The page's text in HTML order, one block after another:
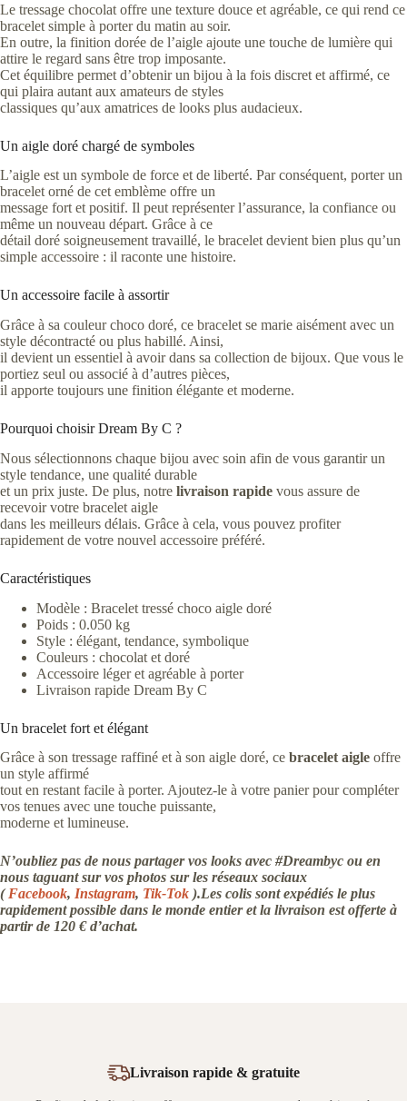
Le tressage chocolat offre une texture douce et agréable, ce qui rend ce
bracelet simple à porter du matin au soir.
En outre, la finition dorée de l’aigle ajoute une touche de lumière qui
attire le regard sans être trop imposante.
Cet équilibre permet d’obtenir un bijou à la fois discret et affirmé, ce
qui plaira autant aux amateurs de styles
classiques qu’aux amatrices de looks plus audacieux.
Un aigle doré chargé de symboles
L’aigle est un symbole de force et de liberté. Par conséquent, porter un
bracelet orné de cet emblème offre un
message fort et positif. Il peut représenter l’assurance, la confiance ou
même un nouveau départ. Grâce à ce
détail doré soigneusement travaillé, le bracelet devient bien plus qu’un
simple accessoire : il raconte une histoire.
Un accessoire facile à assortir
Grâce à sa couleur choco doré, ce bracelet se marie aisément avec un
style décontracté ou plus habillé. Ainsi,
il devient un essentiel à avoir dans sa collection de bijoux. Que vous le
portiez seul ou associé à d’autres pièces,
il apporte toujours une finition élégante et moderne.
Pourquoi choisir Dream By C ?
Nous sélectionnons chaque bijou avec soin afin de vous garantir un
style tendance, une qualité durable
et un prix juste. De plus, notre livraison rapide vous assure de
recevoir votre bracelet aigle
dans les meilleurs délais. Grâce à cela, vous pouvez profiter
rapidement de votre nouvel accessoire préféré.
Caractéristiques
Modèle : Bracelet tressé choco aigle doré
Poids : 0.050 kg
Style : élégant, tendance, symbolique
Couleurs : chocolat et doré
Accessoire léger et agréable à porter
Livraison rapide Dream By C
Un bracelet fort et élégant
Grâce à son tressage raffiné et à son aigle doré, ce bracelet aigle offre
un style affirmé
tout en restant facile à porter. Ajoutez-le à votre panier pour compléter
vos tenues avec une touche puissante,
moderne et lumineuse.
N’oubliez pas de nous partager vos looks avec #Dreambyc ou en
nous taguant sur vos photos sur les réseaux sociaux
(Facebook, Instagram, Tik-Tok ).Les colis sont expédiés le plus
rapidement possible dans le monde entier et la livraison est offerte à
partir de 120 € d’achat.
Livraison rapide & gratuite